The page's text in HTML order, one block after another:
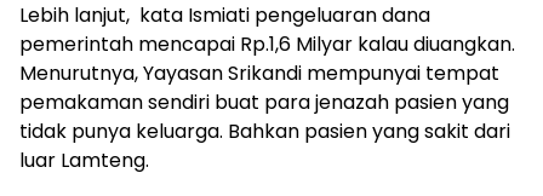
Lebih lanjut, kata Ismiati pengeluaran dana
pemerintah mencapai Rp.1,6 Milyar kalau diuangkan.
Menurutnya, Yayasan Srikandi mempunyai tempat
pemakaman sendiri buat para jenazah pasien yang
tidak punya keluarga. Bahkan pasien yang sakit dari
luar Lamteng.